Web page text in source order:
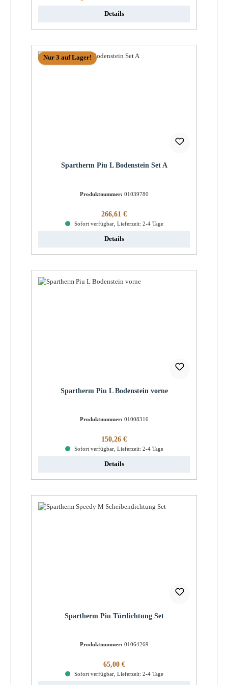
Details
Nur 3 auf Lager!
Spartherm Piu L Bodenstein Set A
Produktnummer: 01039780
Regulärer Preis:
266,61 €
Sofort verfügbar, Lieferzeit: 2-4 Tage
Details
Spartherm Piu L Bodenstein vorne
Produktnummer: 01008316
Regulärer Preis:
150,26 €
Sofort verfügbar, Lieferzeit: 2-4 Tage
Details
Spartherm Piu Türdichtung Set
Produktnummer: 01064269
Regulärer Preis:
65,00 €
Sofort verfügbar, Lieferzeit: 2-4 Tage